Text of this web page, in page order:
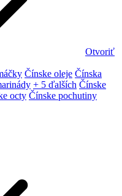
Otvoriť
Čínske oleje Čínska
+ 5 ďalších Čínske
octy Čínske pochutiny